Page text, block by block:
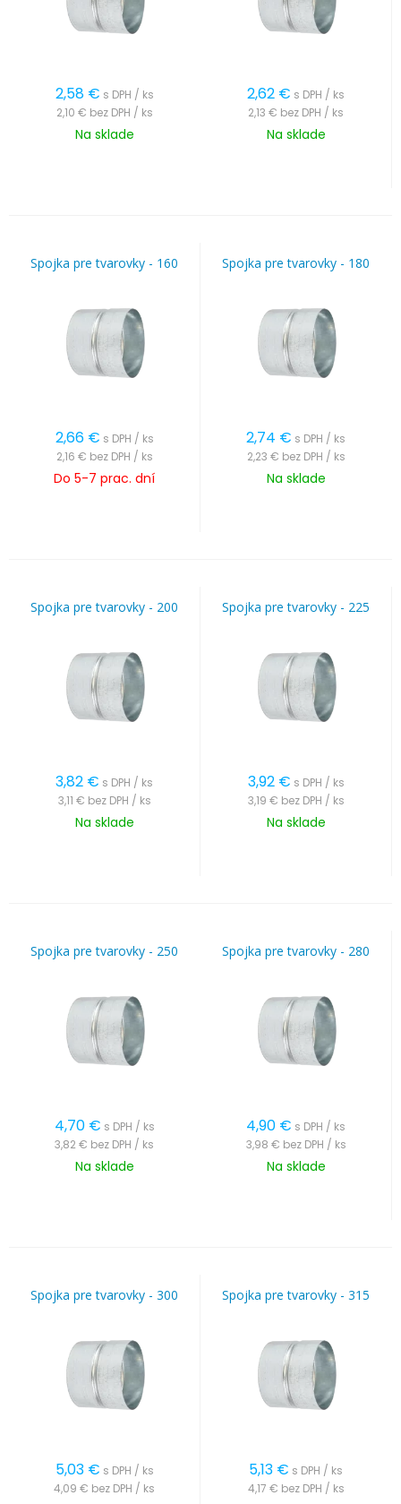
2,58 € s DPH / ks
2,10 € bez DPH / ks
Na sklade
2,62 € s DPH / ks
2,13 € bez DPH / ks
Na sklade
Spojka pre tvarovky - 160
2,66 € s DPH / ks
2,16 € bez DPH / ks
Do 5-7 prac. dní
Spojka pre tvarovky - 180
2,74 € s DPH / ks
2,23 € bez DPH / ks
Na sklade
Spojka pre tvarovky - 200
3,82 € s DPH / ks
3,11 € bez DPH / ks
Na sklade
Spojka pre tvarovky - 225
3,92 € s DPH / ks
3,19 € bez DPH / ks
Na sklade
Spojka pre tvarovky - 250
4,70 € s DPH / ks
3,82 € bez DPH / ks
Na sklade
Spojka pre tvarovky - 280
4,90 € s DPH / ks
3,98 € bez DPH / ks
Na sklade
Spojka pre tvarovky - 300
5,03 € s DPH / ks
4,09 € bez DPH / ks
Spojka pre tvarovky - 315
5,13 € s DPH / ks
4,17 € bez DPH / ks